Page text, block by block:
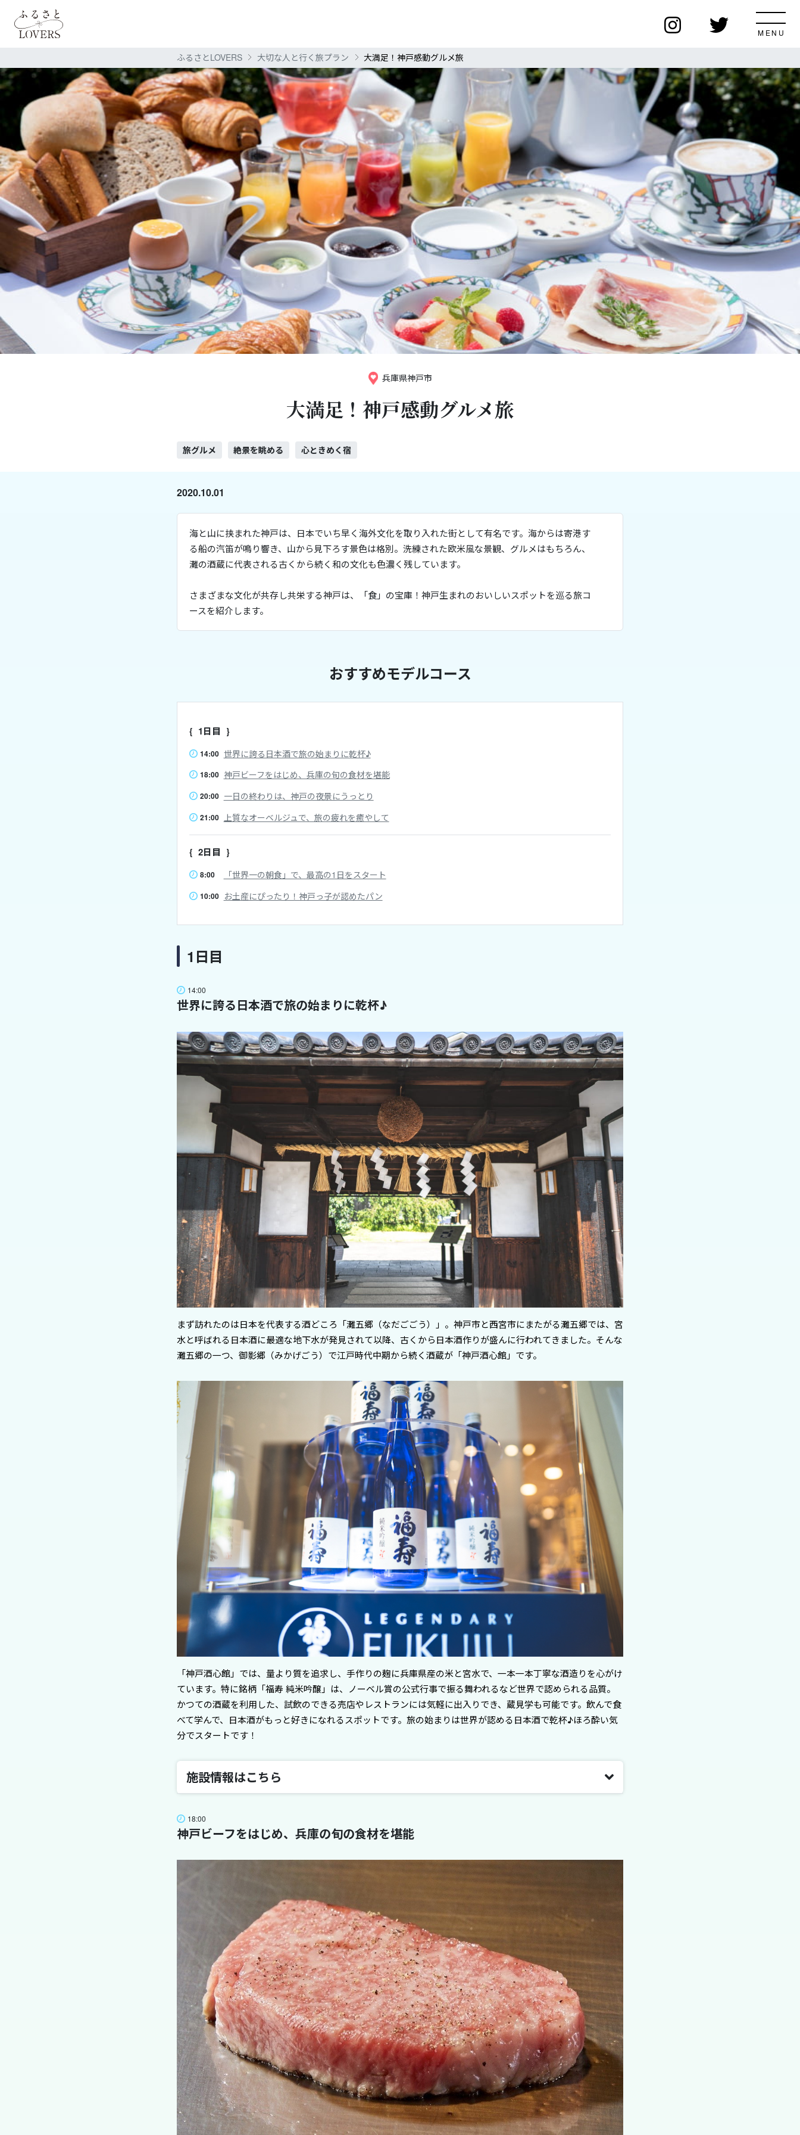
ふるさとLOVERS 大切な人と行く旅プラン 大満足！神戸感動グルメ旅
兵庫県神戸市
大満足！神戸感動グルメ旅
旅グルメ 絶景を眺める 心ときめく宿
2020.10.01
海と山に挟まれた神戸は、日本でいち早く海外文化を取り入れた街として有名です。海からは寄港す
る船の汽笛が鳴り響き、山から見下ろす景色は格別。洗練された欧米風な景観、グルメはもちろん、
灘の酒蔵に代表される古くから続く和の文化も色濃く残しています。
さまざまな文化が共存し共栄する神戸は、「食」の宝庫！神戸生まれのおいしいスポットを巡る旅コ
ースを紹介します。
おすすめモデルコース
1日目
14:00 世界に誇る日本酒で旅の始まりに乾杯♪
18:00 神戸ビーフをはじめ、兵庫の旬の食材を堪能
20:00 一日の終わりは、神戸の夜景にうっとり
21:00 上質なオーベルジュで、旅の疲れを癒やして
2日目
8:00 「世界一の朝食」で、最高の1日をスタート
10:00 お土産にぴったり！神戸っ子が認めたパン
1日目
14:00
世界に誇る日本酒で旅の始まりに乾杯♪
まず訪れたのは日本を代表する酒どころ「灘五郷（なだごごう）」。神戸市と西宮市にまたがる灘五郷では、宮
水と呼ばれる日本酒に最適な地下水が発見されて以降、古くから日本酒作りが盛んに行われてきました。そんな
灘五郷の一つ、御影郷（みかげごう）で江戸時代中期から続く酒蔵が「神戸酒心館」です。
「神戸酒心館」では、量より質を追求し、手作りの麹に兵庫県産の米と宮水で、一本一本丁寧な酒造りを心がけ
ています。特に銘柄「福寿 純米吟醸」は、ノーベル賞の公式行事で振る舞われるなど世界で認められる品質。
かつての酒蔵を利用した、試飲のできる売店やレストランには気軽に出入りでき、蔵見学も可能です。飲んで食
べて学んで、日本酒がもっと好きになれるスポットです。旅の始まりは世界が認める日本酒で乾杯♪ほろ酔い気
分でスタートです！
施設情報はこちら
神戸酒心館
電話
住所
〒658-0044 神戸市東灘区御影塚町1-8-17
蔵見学10:00〜18:00、蔵の料亭さかばやし（レストラン）、昼：11:30〜14:30（14:00ラストオーダー）、
夜：17:30〜22:00（21:00ラストオーダー）、蔵元ショップ東明蔵10:00〜19:00
定休日
蔵見学：なし（1月1日〜3日を除く）、蔵の料亭さかばやし（レストラン）：なし（大晦日・1月1日〜3日
を除く）、蔵元ショップ東明蔵：なし（1月1日〜3日を除く）
※施設に属する情報に関しましては、予告なく変更となる可能性がございます。ご訪問の際は各施設のホー
ムページ等で最新の情報をご確認いただきますようお願いいたします。
18:00
神戸ビーフをはじめ、兵庫の旬の食材を堪能